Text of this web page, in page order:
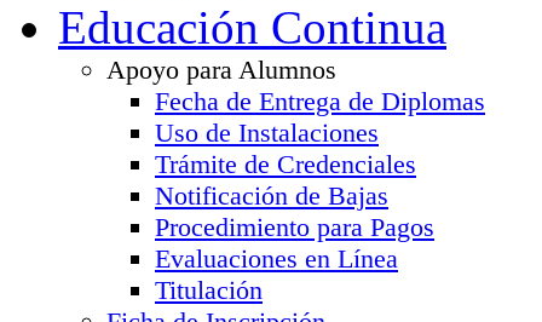
Educación Continua
Apoyo para Alumnos
Fecha de Entrega de Diplomas
Uso de Instalaciones
Trámite de Credenciales
Notificación de Bajas
Procedimiento para Pagos
Evaluaciones en Línea
Titulación